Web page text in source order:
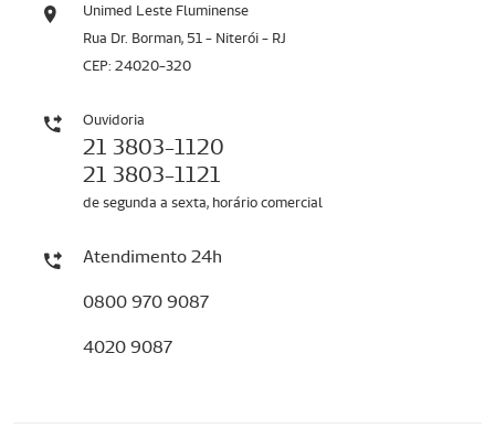
Unimed Leste Fluminense
Rua Dr. Borman, 51 - Niterói - RJ
CEP: 24020-320
Ouvidoria
21 3803-1120
21 3803-1121
de segunda a sexta, horário comercial
Atendimento 24h
0800 970 9087
4020 9087